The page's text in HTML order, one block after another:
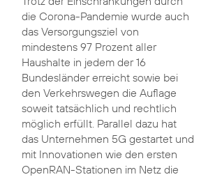
die Corona-Pandemie wurde auch
das Versorgungsziel von
mindestens 97 Prozent aller
Haushalte in jedem der 16
Bundesländer erreicht sowie bei
den Verkehrswegen die Auflage
soweit tatsächlich und rechtlich
möglich erfüllt. Parallel dazu hat
das Unternehmen 5G gestartet und
mit Innovationen wie den ersten
OpenRAN-Stationen im Netz die